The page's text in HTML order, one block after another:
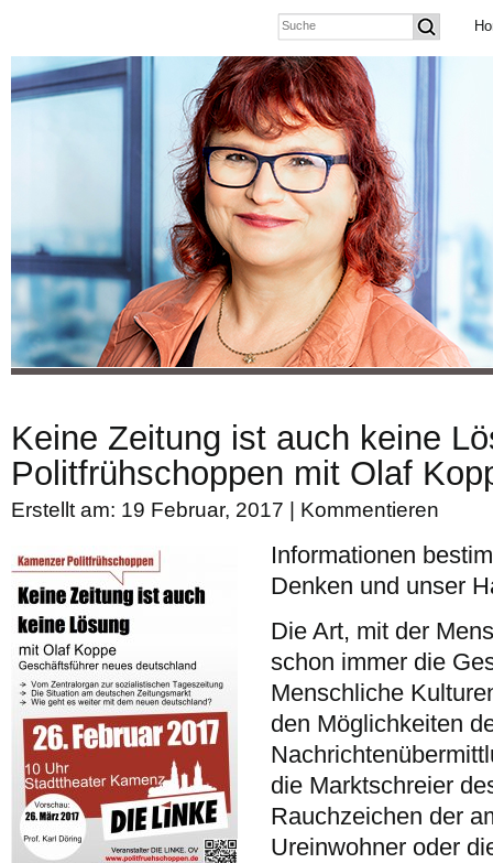
Keine Zeitung ist auch keine
Politfrühschoppen mit Olaf
Erstellt am: 19 Februar, 2017 | Kommentieren
Informationen
Denken und unser
Die Art, mit der
schon immer die
Menschliche
den Möglichkeiten
die Marktschreier
Rauchzeichen der
Ureinwohner oder